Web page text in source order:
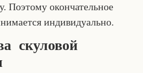
Поэтому окончательное
индивидуально.
скуловой